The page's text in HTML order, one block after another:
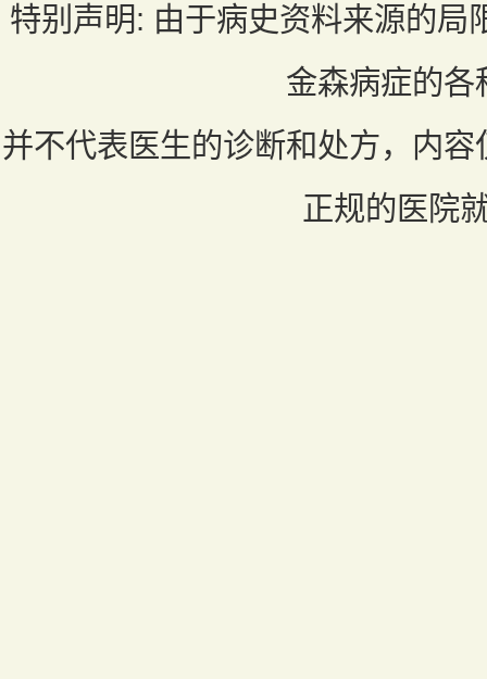
特别声明: 由于病史资料来源的局
金森病症的各
并不代表医生的诊断和处方，内
正规的医院